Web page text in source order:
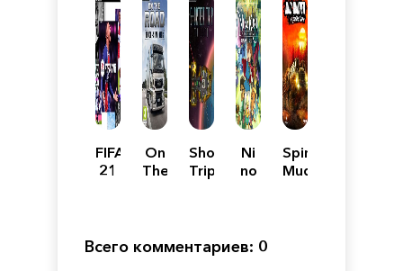
FIFA
21
On
The
Simulator
Shortest
Trip
Ni
no
the
Spintires:
MudRunner
Всего комментариев: 0